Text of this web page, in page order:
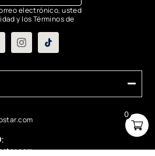
0
electrónico, usted
y los Términos de